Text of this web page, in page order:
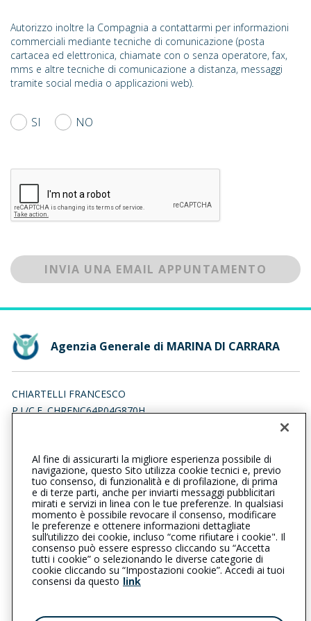
Autorizzo inoltre la Compagnia a contattarmi per informazioni
commerciali mediante tecniche di comunicazione (posta
cartacea ed elettronica, chiamate con o senza operatore, fax,
mms e altre tecniche di comunicazione a distanza, messaggi
tramite social media o applicazioni web).
SI NO
INVIA UNA EMAIL APPUNTAMENTO
Agenzia Generale di MARINA DI CARRARA
CHIARTELLI FRANCESCO
P.I./C.F. CHRFNC64P04G870H
0585876228
marinadicarrara@cattolica.it
francesco.chiartelli@pec.it
L’intermediario è soggetto al controllo dell’IVASS. Consulta il
Registro RUI al seguentelink
Privacy | Cookie | Il Gruppo Generali
Al fine di assicurarti la migliore esperienza possibile di
navigazione, questo Sito utilizza cookie tecnici e, previo
tuo consenso, di funzionalità e di profilazione, di prima
e di terze parti, anche per inviarti messaggi pubblicitari
mirati e servizi in linea con le tue preferenze. In qualsiasi
momento è possibile revocare il consenso, modificare
le preferenze e ottenere informazioni dettagliate
sull’utilizzo dei cookie, incluso “come rifiutare i cookie". Il
consenso può essere espresso cliccando su “Accetta
tutti i cookie” o selezionando le diverse categorie di
cookie cliccando su “Impostazioni cookie”. Accedi ai tuoi
consensi da questo link